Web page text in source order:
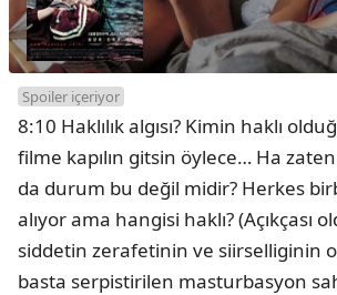
Spoiler içeriyor
8:10 Haklılık algısı? Kimin haklı
filme kapılın gitsin öylece… Ha
da durum bu değil midir? Herkes
alıyor ama hangisi haklı? (Açıkçası
siddetin zerafetinin ve siirselliginin
basta serpistirilen masturbasyon